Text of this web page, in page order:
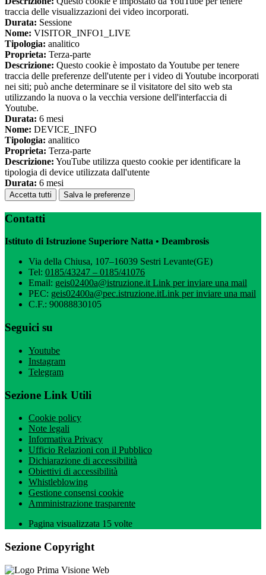
traccia delle visualizzazioni dei video incorporati.
Durata: Sessione
Nome: VISITOR_INFO1_LIVE
Tipologia: analitico
Proprieta: Terza-parte
Descrizione: Questo cookie è impostato da Youtube per tenere
traccia delle preferenze dell'utente per i video di Youtube incorporati
nei siti; può anche determinare se il visitatore del sito web sta
utilizzando la nuova o la vecchia versione dell'interfaccia di
Youtube.
Durata: 6 mesi
Nome: DEVICE_INFO
Tipologia: analitico
Proprieta: Terza-parte
Descrizione: YouTube utilizza questo cookie per identificare la
tipologia di device utilizzata dall'utente
Durata: 6 mesi
Accetta tutti Salva le preferenze
Contatti
Istituto di Istruzione Superiore Natta • Deambrosis
Via della Chiusa, 107–16039 Sestri Levante(GE)
Tel: 0185/43247 – 0185/41076
Email: geis02400a@istruzione.itLink per inviare una mail
PEC: geis02400a@pec.istruzione.itLink per inviare una mail
C.F.: 90088830105
Seguici su
Youtube
Instagram
Telegram
Sezione Link Utili
Cookie policy
Note legali
Informativa Privacy
Ufficio Relazioni con il Pubblico
Dichiarazione di accessibilità
Obiettivi di accessibilità
Whistleblowing
Gestione consensi cookie
Amministrazione trasparente
Pagina visualizzata 15 volte
Sezione Copyright